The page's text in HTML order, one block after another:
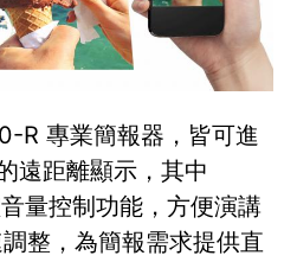
R 專業簡報器，皆可進
遠距離顯示，其中
量控制功能，方便演講
整，為簡報需求提供直